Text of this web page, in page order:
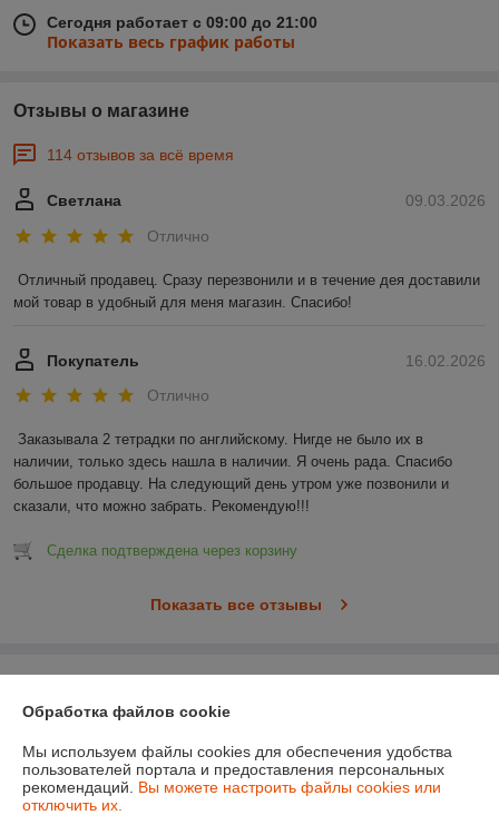
Сегодня работает с 09:00 до 21:00
Показать весь график работы
Отзывы о магазине
114 отзывов за всё время
09.03.2026
Светлана
Отлично
Отличный продавец. Сразу перезвонили и в течение дея доставили
мой товар в удобный для меня магазин. Спасибо!
16.02.2026
Покупатель
Отлично
Заказывала 2 тетрадки по английскому. Нигде не было их в
наличии, только здесь нашла в наличии. Я очень рада. Спасибо
большое продавцу. На следующий день утром уже позвонили и
сказали, что можно забрать. Рекомендую!!!
Сделка подтверждена через корзину
Показать все отзывы
О нас
Доставка и оплата
Обработка файлов cookie
Мы используем файлы cookies для обеспечения удобства
пользователей портала и предоставления персональных
рекомендаций. Вы можете настроить файлы cookies или
отключить их.